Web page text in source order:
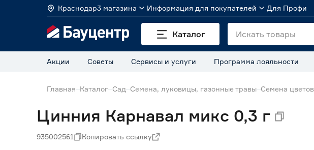
Краснодар3 магазина Информация для покупателей Для Профи
Каталог
Акции Советы Сервисы и услуги Программа лояльности
Главная Каталог Сад Семена, луковицы, газонные травы Семена цветов
Цинния Карнавал микс 0,3 г
935002561 Копировать ссылку